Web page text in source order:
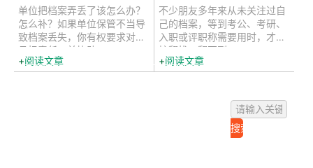
单位把档案弄丢了该怎么办？
怎么补？如果单位保管不当导
致档案丢失，你有权要求对方
承担责任，并协助...
阅读文章
不少朋友多年来从未关注过自
己的档案，等到考公、考研、
入职或评职称需要用时，才匆
忙翻找，翻不到...
阅读文章